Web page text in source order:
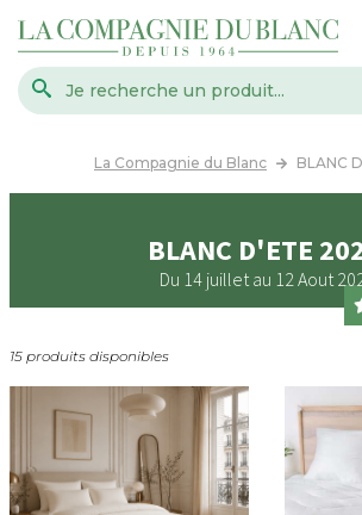
La Compagnie du Blanc BLANC
BLANC D'ETE
Du 14 juillet au 12 Aout
15 produits disponibles